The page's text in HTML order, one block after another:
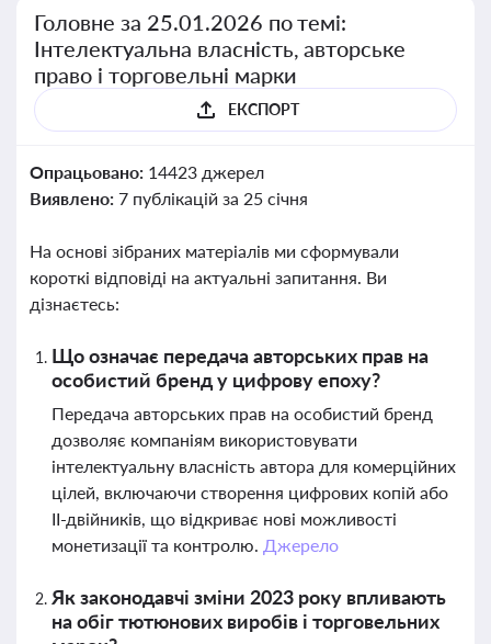
Головне за 25.01.2026 по темі:
Інтелектуальна власність, авторське
право і торговельні марки
ЕКСПОРТ
Опрацьовано: 14423 джерел
Виявлено: 7 публікацій за 25 січня
На основі зібраних матеріалів ми сформували
короткі відповіді на актуальні запитання. Ви
дізнаєтесь:
Що означає передача авторських прав на
особистий бренд у цифрову епоху?
Передача авторських прав на особистий бренд
дозволяє компаніям використовувати
інтелектуальну власність автора для комерційних
цілей, включаючи створення цифрових копій або
ІІ-двійників, що відкриває нові можливості
монетизації та контролю. Джерело
Як законодавчі зміни 2023 року впливають
на обіг тютюнових виробів і торговельних